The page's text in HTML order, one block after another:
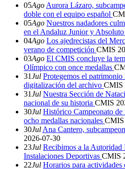
05Ago Aurora Lázaro,
doble con el equipo español
05Ago Nuestros nadadores
en el Andaluz Junior y Absoluto
04Ago Los ajedrecistas del
verano de competición CMIS
03Ago El CMIS concluye la
Olímpico con once medallas
31Jul Protegemos el
digitalización del archivo CMIS
31Jul Nuestra Sección de
nacional de su historia CMIS
30Jul Histórico Campeonato de
ocho medallas nacionales CMIS
30Jul Ana Cantero,
2026-07-30
23Jul Recibimos a la Autoridad
Instalaciones Deportivas CMIS
22Jul Horarios para